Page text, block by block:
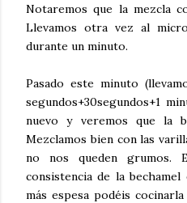
Notaremos que la mezcla
Llevamos otra vez al
durante un minuto.
Pasado este minuto
segundos+30segundos+1
nuevo y veremos que la
Mezclamos bien con las
no nos queden grumos.
consistencia de la
más espesa podéis